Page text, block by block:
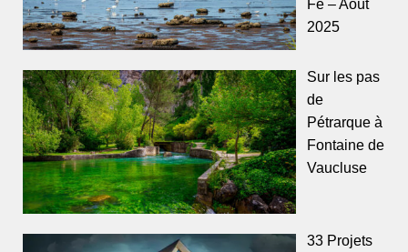
Fe – Août
2025
Sur les pas
de
Pétrarque à
Fontaine de
Vaucluse
33 Projets